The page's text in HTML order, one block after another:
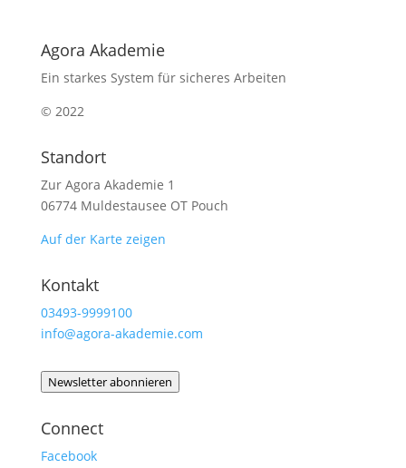
Agora Akademie
Ein starkes System für sicheres Arbeiten
© 2022
Standort
Zur Agora Akademie 1
06774 Muldestausee OT Pouch
Auf der Karte zeigen
Kontakt
03493-9999100
info@agora-akademie.com
Newsletter abonnieren
Connect
Facebook